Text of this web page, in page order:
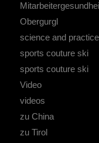
Obergurgl
science and practice
sports couture ski
sports couture ski
Video
videos
zu China
zu Tirol